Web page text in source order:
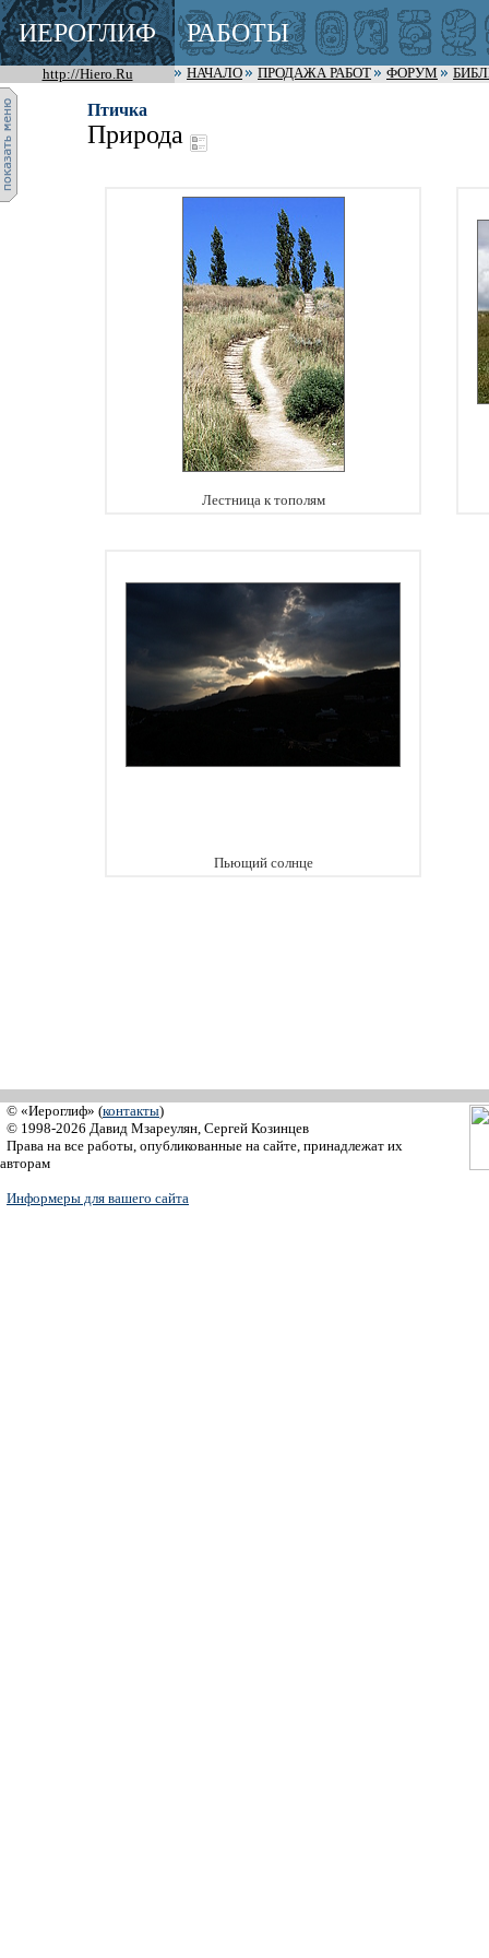
ИЕРОГЛИФ РАБОТЫ
http://Hiero.Ru НАЧАЛО ПРОДАЖА РАБОТ ФОРУМ
Птичка
Природа
Лестница к тополям
Пьющий солнце
© «Иероглиф» (контакты)
© 1998-2026 Давид Мзареулян, Сергей Козинцев
Права на все работы, опубликованные на сайте, принадлежат их
авторам
Информеры для вашего сайта